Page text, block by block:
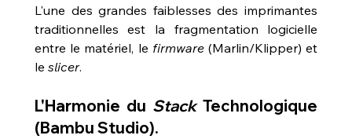
L'une des grandes faiblesses des imprimantes
traditionnelles est la fragmentation logicielle
entre le matériel, le firmware (Marlin/Klipper) et
le slicer.
L'Harmonie du Stack Technologique
(Bambu Studio).